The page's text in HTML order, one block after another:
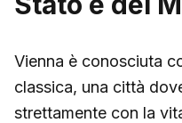
Vienna è conosciuta
classica, una città
strettamente con la